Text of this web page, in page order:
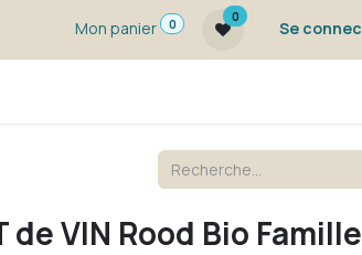
Mon panier
0
0
Se
de VIN Rood Bio